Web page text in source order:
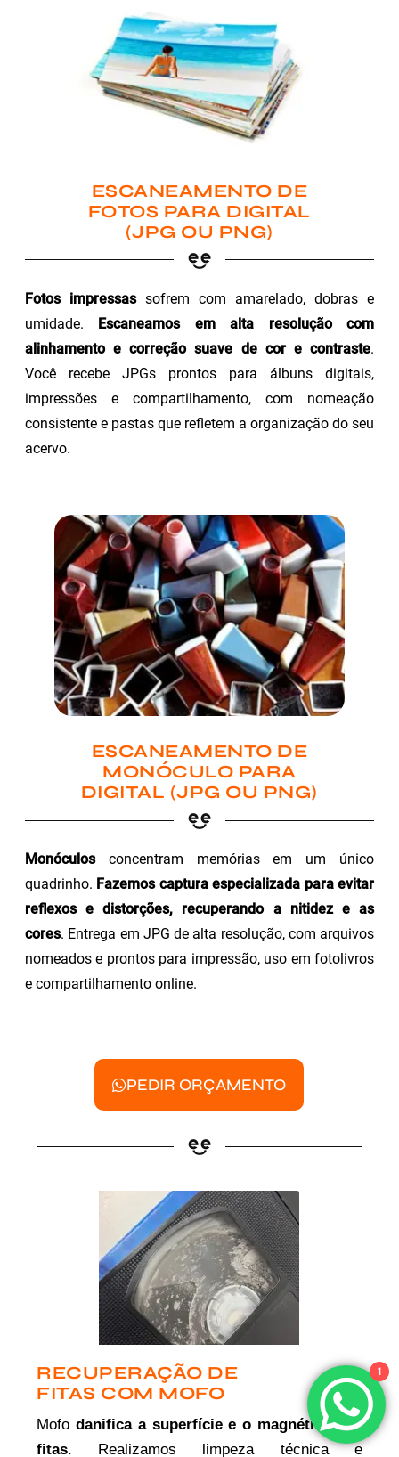
ESCANEAMENTO DE
FOTOS PARA DIGITAL
(JPG OU PNG)
Fotos impressassofrem com amarelado, dobras e
umidade. Escaneamos em alta resolução com
alinhamento e correção suave de cor e contraste.
Você recebe JPGs prontos para álbuns digitais,
impressões e compartilhamento, com nomeação
consistente e pastas que refletem a organização do seu
acervo.
ESCANEAMENTO DE
MONÓCULO PARA
DIGITAL (JPG OU PNG)
Monóculosconcentram memórias em um único
quadrinho. Fazemos captura especializada para evitar
reflexos e distorções, recuperando a nitidez e as
cores. Entrega em JPG de alta resolução, com arquivos
nomeados e prontos para impressão, uso em fotolivros
e compartilhamento online.
PEDIR ORÇAMENTO
RECUPERAÇÃO DE
FITAS COM MOFO
Mofodanifica a superfície e o magnético das
fitas. Realizamos limpeza técnica e
1